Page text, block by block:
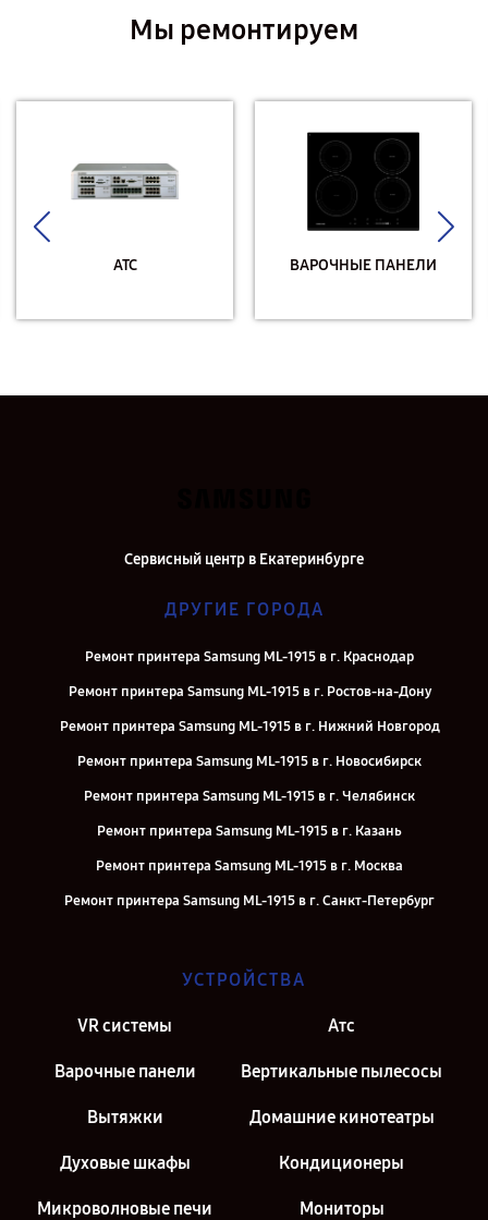
Мы ремонтируем
АТС ВАРОЧНЫЕ ПАНЕЛИ
Сервисный центр в Екатеринбурге
ДРУГИЕ ГОРОДА
Ремонт принтера Samsung ML-1915 в г. Краснодар
Ремонт принтера Samsung ML-1915 в г. Ростов-на-Дону
Ремонт принтера Samsung ML-1915 в г. Нижний Новгород
Ремонт принтера Samsung ML-1915 в г. Новосибирск
Ремонт принтера Samsung ML-1915 в г. Челябинск
Ремонт принтера Samsung ML-1915 в г. Казань
Ремонт принтера Samsung ML-1915 в г. Москва
Ремонт принтера Samsung ML-1915 в г. Санкт-Петербург
УСТРОЙСТВА
VR системы Атс
Варочные панели Вертикальные пылесосы
Вытяжки Домашние кинотеатры
Духовые шкафы Кондиционеры
Микроволновые печи Мониторы